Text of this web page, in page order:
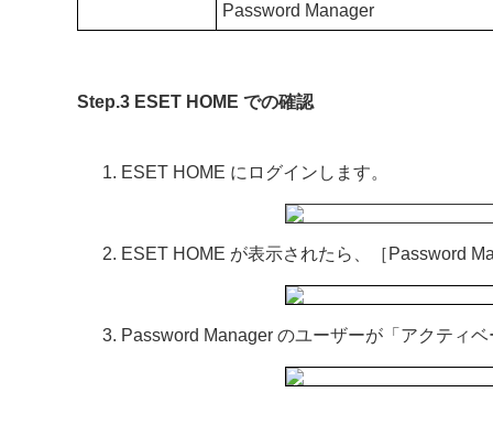
Password Manager
Step.3 ESET HOME での確認
ESET HOME にログインします。
ESET HOME が表示されたら、［Password
Password Manager のユーザーが「アクティ